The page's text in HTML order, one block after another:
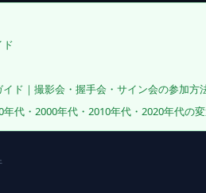
ド
ド｜撮影会・握手会・サイン会の参加方
代・2000年代・2010年代・2020年代の